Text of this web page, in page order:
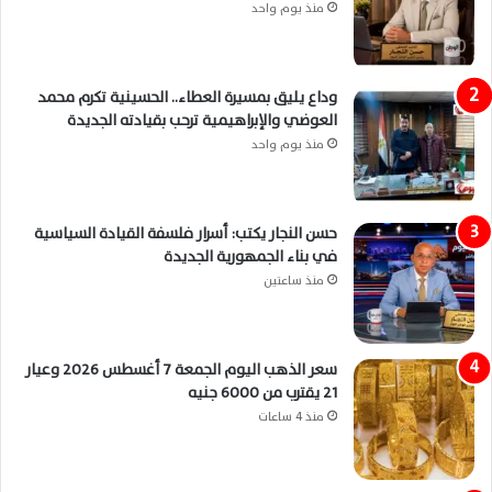
منذ يوم واحد
وداع يليق بمسيرة العطاء.. الحسينية تكرم محمد
العوضي والإبراهيمية ترحب بقيادته الجديدة
منذ يوم واحد
حسن النجار يكتب: أسرار فلسفة القيادة السياسية
في بناء الجمهورية الجديدة
منذ ساعتين
سعر الذهب اليوم الجمعة 7 أغسطس 2026 وعيار
21 يقترب من 6000 جنيه
منذ 4 ساعات